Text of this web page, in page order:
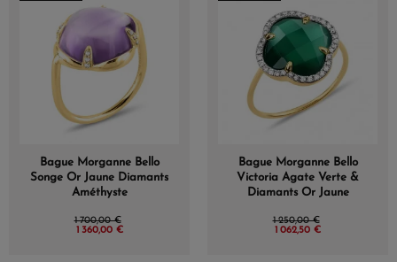
Bague Morganne Bello
Songe Or Jaune Diamants
Améthyste
1 700,00 €
1 360,00 €
Bague Morganne Bello
Victoria Agate Verte &
Diamants Or Jaune
1 250,00 €
1 062,50 €